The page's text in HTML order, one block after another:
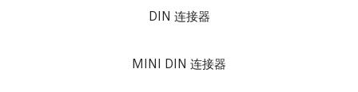
DIN 连接器
MINI DIN 连接器